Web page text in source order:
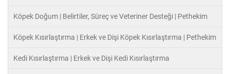
Köpek Doğum | Belirtiler, Süreç ve Veteriner Desteği | Pethekim
Köpek Kısırlaştırma | Erkek ve Dişi Köpek Kısırlaştırma | Pethekim
Kedi Kısırlaştırma | Erkek ve Dişi Kedi Kısırlaştırma